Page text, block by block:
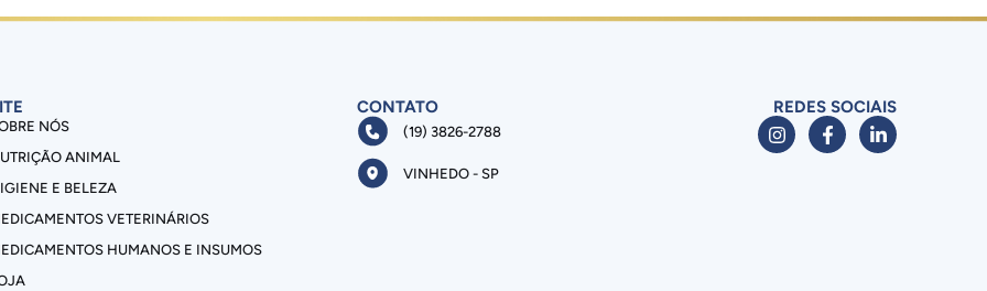
NÓS
ANIMAL
E BELEZA
VETERINÁRIOS
HUMANOS E INSUMOS
CONTATO
(19) 3826-2788
VINHEDO - SP
REDES SOCIAIS